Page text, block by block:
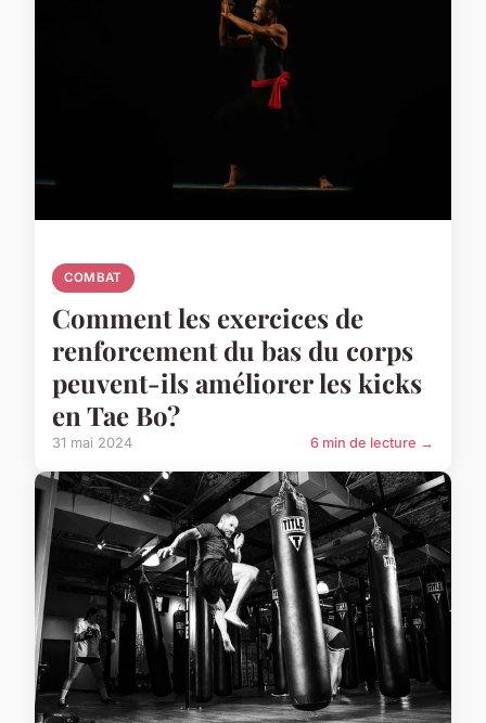
COMBAT
Comment les exercices de
renforcement du bas du corps
peuvent-ils améliorer les kicks
en Tae Bo?
31 mai 2024 6 min de lecture →